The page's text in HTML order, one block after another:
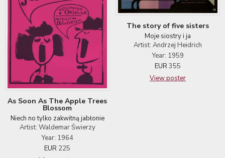
As Soon As The Apple Trees
Blossom
Niech no tylko zakwitną jabłonie
Artist: Waldemar Świerzy
Year: 1964
EUR 225
The story of five sisters
Moje siostry i ja
Artist: Andrzej Heidrich
Year: 1959
EUR355
View poster